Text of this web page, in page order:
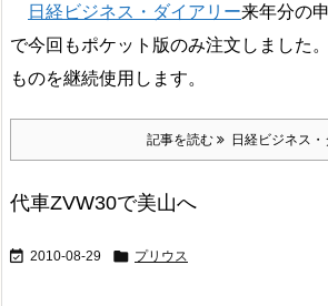
日経ビジネス・ダイアリー来年分の
で今回もポケット版のみ注文しました
ものを継続使用します。
記事を読む 日経ビジネス・
代車ZVW30で美山へ
 2010-08-29  プリウス